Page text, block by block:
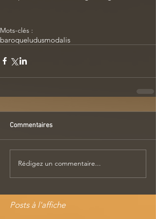
Mots-clés :
baroqueludusmodalis
Commentaires
Rédigez un commentaire...
Posts à l'affiche